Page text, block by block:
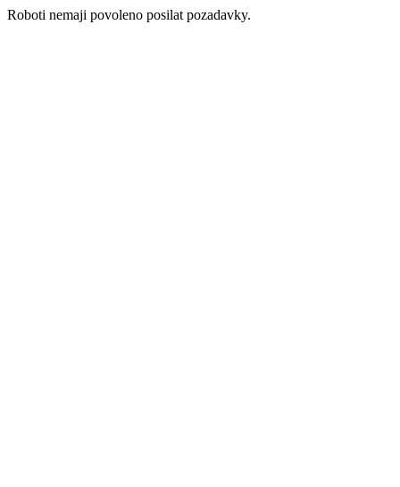
Roboti nemaji povoleno posilat pozadavky.